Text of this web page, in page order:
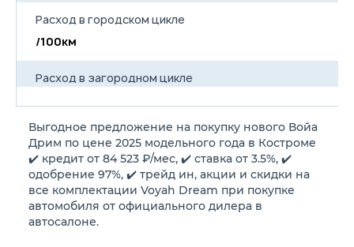
Расход в городском цикле
/100км
Расход в загородном цикле
Расход в смешанном цикле
/100км
Объем топливного бака
л
Выгодное предложение на покупку нового Войа
Дрим по цене 2025 модельного года в Костроме
✔️ кредит от 84 523 ₽/мес, ✔️ ставка от 3.5%, ✔️
одобрение 97%, ✔️ трейд ин, акции и скидки на
все комплектации Voyah Dream при покупке
автомобиля от официального дилера в
автосалоне.